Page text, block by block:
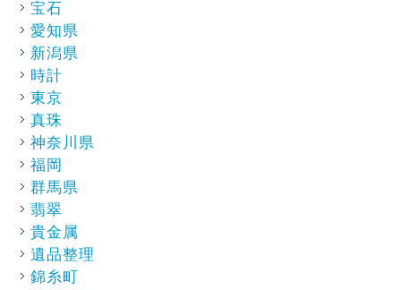
宝石
愛知県
新潟県
時計
東京
真珠
神奈川県
福岡
群馬県
翡翠
貴金属
遺品整理
錦糸町